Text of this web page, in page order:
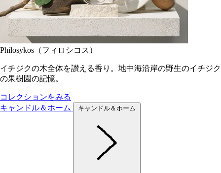
Philosykos（フィロシコス）
イチジクの木全体を讃える香り。地中海沿岸の野生のイチジク
の果樹園の記憶。
コレクションをみる
キャンドル＆ホーム
キャンドル＆ホーム